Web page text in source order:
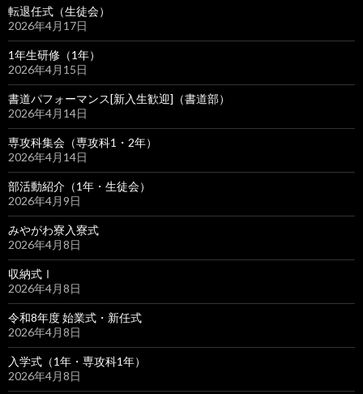
転退任式（生徒会）
2026年4月17日
1年生研修（1年）
2026年4月15日
書道パフォーマンス[新入生歓迎]（書道部）
2026年4月14日
専攻科集会（専攻科1・2年）
2026年4月14日
部活動紹介（1年・生徒会）
2026年4月9日
みやがわ寮入寮式
2026年4月8日
収納式Ⅰ
2026年4月8日
令和8年度 始業式・新任式
2026年4月8日
入学式（1年・専攻科1年）
2026年4月8日